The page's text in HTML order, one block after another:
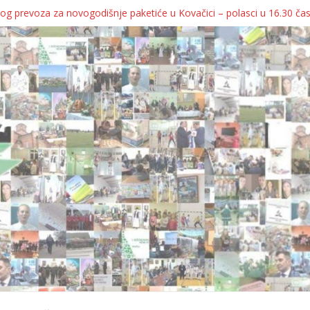
prevoza za novogodišnje paketiće u Kovačici – polasci u 16.30
KOLICA ZA 76 BEBA SA TERITORIJE OPŠTINE KOVAČICA
oborila rekord zatvorenih firmi!
telo
pa kukaju o „egzilu“